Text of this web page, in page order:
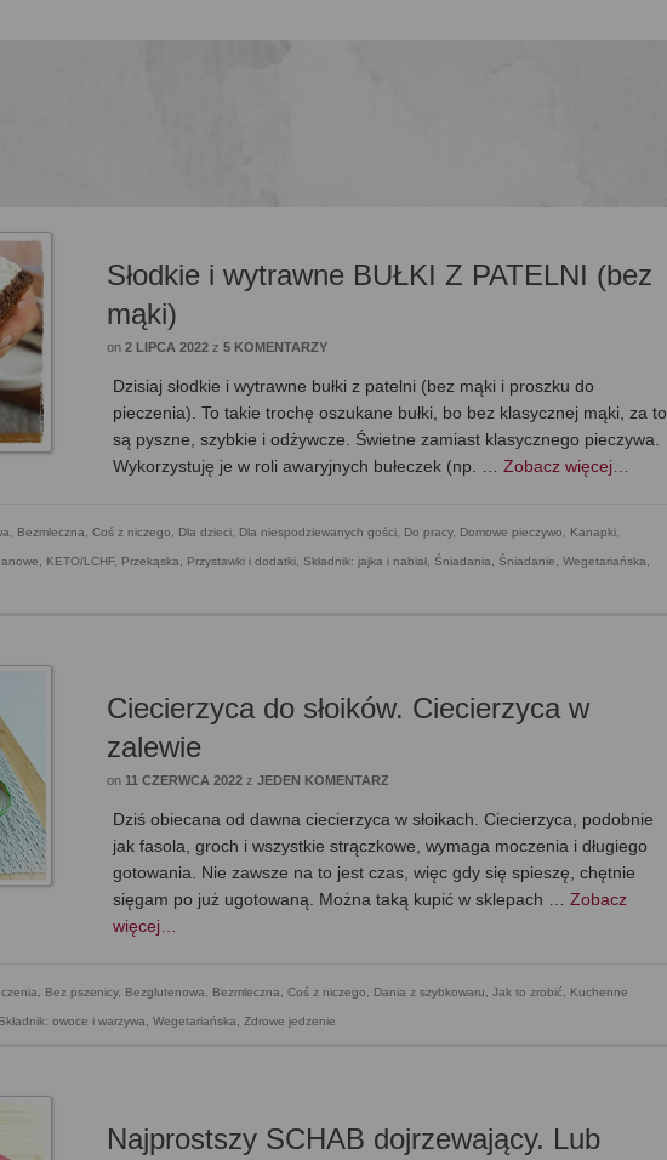
Słodkie i wytrawne BUŁKI Z PATELNI (bez
mąki)
on2 LIPCA 2022 z5 KOMENTARZY
Dzisiaj słodkie i wytrawne bułki z patelni (bez mąki i proszku do
pieczenia). To takie trochę oszukane bułki, bo bez klasycznej mąki, za to
są pyszne, szybkie i odżywcze. Świetne zamiast klasycznego pieczywa.
Wykorzystuję je w roli awaryjnych bułeczek (np. …Zobacz więcej…
, Bezmleczna, Coś z niczego, Dla dzieci, Dla niespodziewanych gości, Do pracy, Domowe pieczywo, Kanapki,
KETO/LCHF, Przekąska, Przystawki i dodatki, Składnik: jajka i nabiał, Śniadania, Śniadanie, Wegetariańska,
Ciecierzyca do słoików. Ciecierzyca w
zalewie
on 11 CZERWCA 2022 zJEDEN KOMENTARZ
Dziś obiecana od dawna ciecierzyca w słoikach. Ciecierzyca, podobnie
jak fasola, groch i wszystkie strączkowe, wymaga moczenia i długiego
gotowania. Nie zawsze na to jest czas, więc gdy się spieszę, chętnie
sięgam po już ugotowaną. Można taką kupić w sklepach …Zobacz
więcej…
, Bez pszenicy, Bezglutenowa, Bezmleczna, Coś z niczego, Dania z szybkowaru, Jak to zrobić, Kuchenne
owoce i warzywa, Wegetariańska, Zdrowe jedzenie
Najprostszy SCHAB dojrzewający. Lub